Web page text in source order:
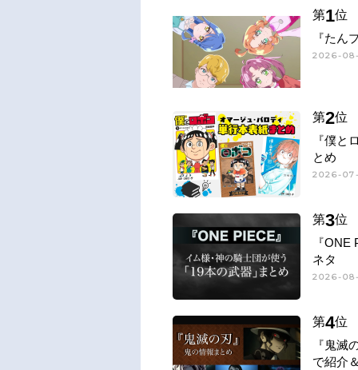
第1位
『たん
2026-
第2位
『僕と
とめ
2026-
第3位
『
ネタ
2026-
第4位
『鬼滅
で紹介